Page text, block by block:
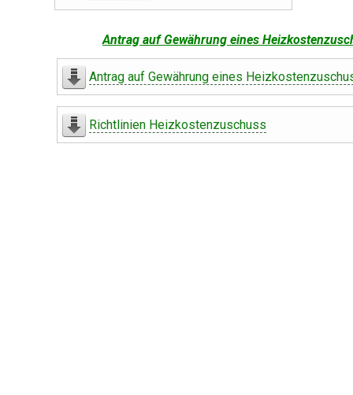
Antrag auf Gewährung eines
Antrag auf Gewährung eines
Richtlinien Heizkostenzuschuss